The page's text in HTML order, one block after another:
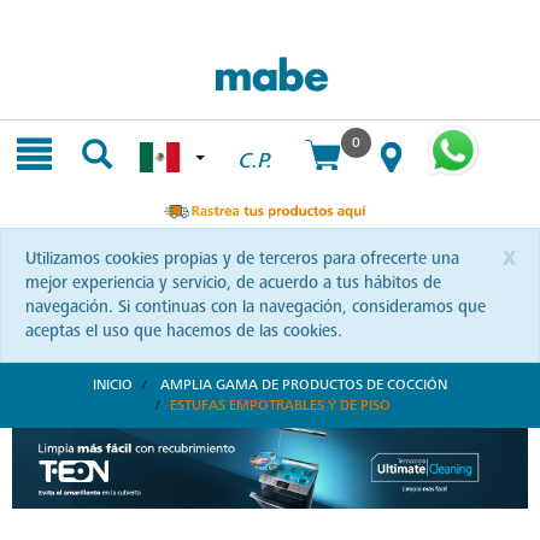
C.P.
0
x
Utilizamos cookies propias y de terceros para ofrecerte una
mejor experiencia y servicio, de acuerdo a tus hábitos de
navegación. Si continuas con la navegación, consideramos que
aceptas el uso que hacemos de las cookies.
INICIO
AMPLIA GAMA DE PRODUCTOS DE COCCIÓN
ESTUFAS EMPOTRABLES Y DE PISO